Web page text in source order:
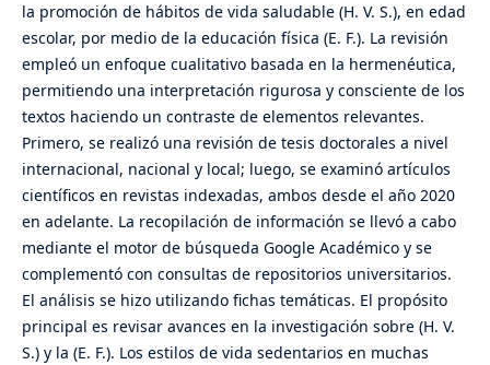
la promoción de hábitos de vida saludable (H. V. S.), en edad
escolar, por medio de la educación física (E. F.). La revisión
empleó un enfoque cualitativo basada en la hermenéutica,
permitiendo una interpretación rigurosa y consciente de los
textos haciendo un contraste de elementos relevantes.
Primero, se realizó una revisión de tesis doctorales a nivel
internacional, nacional y local; luego, se examinó artículos
científicos en revistas indexadas, ambos desde el año 2020
en adelante. La recopilación de información se llevó a cabo
mediante el motor de búsqueda Google Académico y se
complementó con consultas de repositorios universitarios.
El análisis se hizo utilizando fichas temáticas. El propósito
principal es revisar avances en la investigación sobre (H. V.
S.) y la (E. F.). Los estilos de vida sedentarios en muchas